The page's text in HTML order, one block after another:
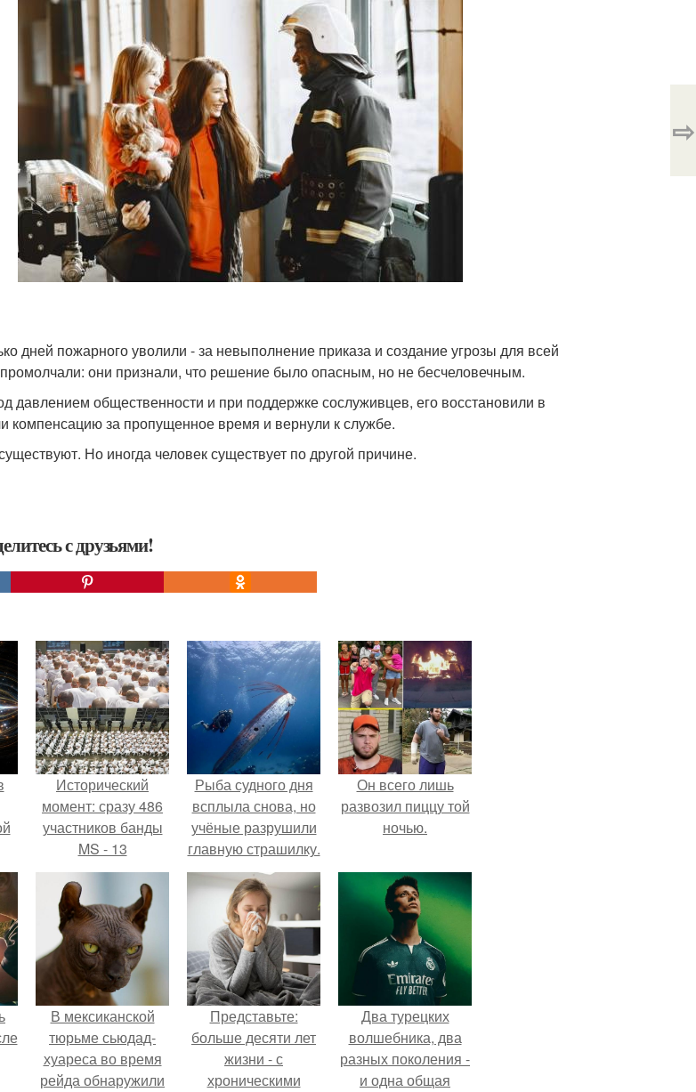
дней пожарного уволили - за невыполнение приказа и создание угрозы для всей
они признали, что решение было опасным, но не бесчеловечным.
давлением общественности и при поддержке сослуживцев, его восстановили в
компенсацию за пропущенное время и вернули к службе.
Но иногда человек существует по другой причине.
с друзьями!
⇨
Исторический
момент: сразу 486
участников банды
MS - 13
одновременно
предстали перед
судом в одном зале.
Рыба судного дня
всплыла снова, но
учёные разрушили
главную страшилку.
Он всего лишь
развозил пиццу той
ночью.
В мексиканской
тюрьме сьюдад-
хуареса во время
рейда обнаружили
Представьте:
больше десяти лет
жизни - с
хроническими
Два турецких
волшебника, два
разных поколения -
и одна общая